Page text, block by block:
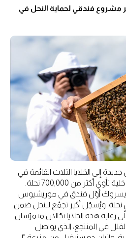
مشروع فندقي لحماية النحل في
13 خلية نحل جديدة إلى الخلايا الثلاث القائمة في
المنتجع، ليُصبح مجموعها 16 خلية تأوي أكثر من 700,000 نحلة.
تويسروك أوّل فندق في موريشيوس
ويُسجّل أكبر تجمّع للنحل ضمن
رعاية هذه الخلايا نحّالان متمرّسان،
في المنتجع، الذي يواصل